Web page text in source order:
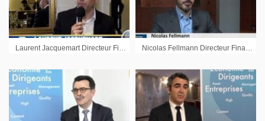
Laurent Jacquemart Directeur Financier Atenor : « Regarder tous les éléments de valeur du portefeuille » Nicolas Fellmann Directeur Financier Onxeo : « Nous cherchons à trouver un point d’inflexion »